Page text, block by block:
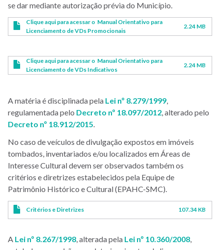
se dar mediante autorização prévia do Município.
Clique aqui para acessar o Manual Orientativo para
Licenciamento de VDs Promocionais
2.24 MB
Clique aqui para acessar o Manual Orientativo para
Licenciamento de VDs Indicativos
2.24 MB
A matéria é disciplinada pela Lei nº 8.279/1999,
regulamentada pelo Decreto nº 18.097/2012, alterado pelo
Decreto nº 18.912/2015.
No caso de veículos de divulgação expostos em imóveis
tombados, inventariados e/ou localizados em Áreas de
Interesse Cultural devem ser observados também os
critérios e diretrizes estabelecidos pela Equipe de
Patrimônio Histórico e Cultural (EPAHC-SMC).
Critérios e Diretrizes 107.34 KB
A Lei nº 8.267/1998, alterada pela Lei nº 10.360/2008,